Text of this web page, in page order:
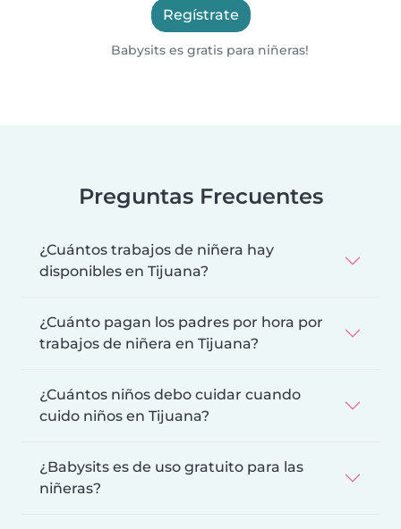
Regístrate
Babysits es gratis para niñeras!
Preguntas Frecuentes
¿Cuántos trabajos de niñera hay
disponibles en Tijuana?
¿Cuánto pagan los padres por hora por
trabajos de niñera en Tijuana?
¿Cuántos niños debo cuidar cuando
cuido niños en Tijuana?
¿Babysits es de uso gratuito para las
niñeras?